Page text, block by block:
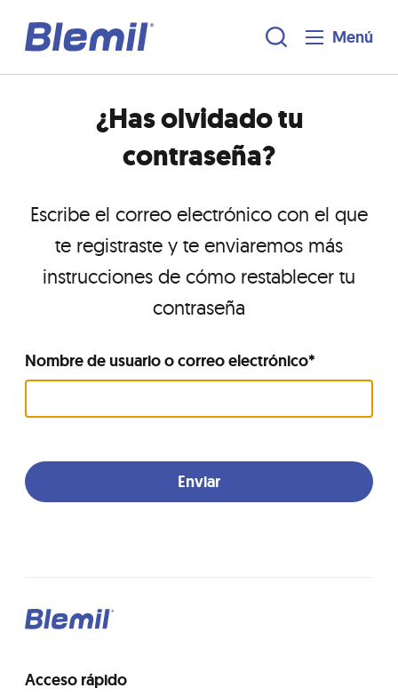
Menú
¿Has olvidado tu
contraseña?
Escribe el correo electrónico con el que
te registraste y te enviaremos más
instrucciones de cómo restablecer tu
contraseña
Nombre de usuario o correo electrónico*
Acceso rápido